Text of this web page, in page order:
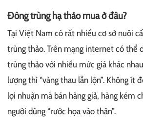
Đông trùng hạ thảo mua ở đâu?
Tại Việt Nam có rất nhiều cơ sở nuôi
trùng thảo. Trên mạng internet có thể
trùng thảo với nhiều mức giá khác
lượng thì “vàng thau lẫn lộn”. Không ít
lợi nhuận mà bán hàng giả, hàng kém
người dùng “rước họa vào thân”.